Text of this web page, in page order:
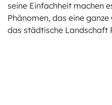
seine Einfachheit machen
Phänomen, das eine
das städtische Landschaft